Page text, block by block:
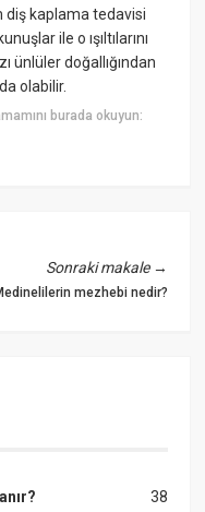
diş kaplama tedavisi
ile o ışıltılarını
ünlüler doğallığından
olabilir.
burada okuyun:
Sonraki makale→
mezhebi nedir?
38